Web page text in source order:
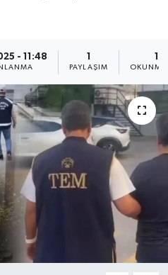
- 11:48
PAYLAŞIM OKUNMA